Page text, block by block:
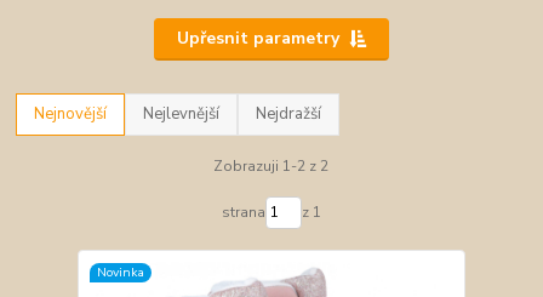
Upřesnit parametry
Nejnovější Nejlevnější Nejdražší
Zobrazuji 1-2 z 2
strana z 1
Novinka